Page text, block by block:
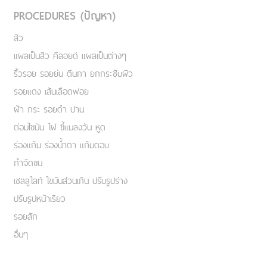
PROCEDURES (ปัญหา)
สิว
แผลเป็นสิว คีลอยด์ แผลเป็นต่างๆ
ริ้วรอย รอยย่น ตีนกา ยกกระชับผิว
รอยแดง เส้นเลือดฟอย
ฝ้า กระ รอยดำ ปาน
ต่อมไขมัน ไฝ ขี้แมลงวัน หูด
ร่องแก้ม ร่องน้ำตา แก้มตอบ
กำจัดขน
เชลลูไลท์ ไขมันส่วนเกิน ปรับรูปร่าง
ปรับรูปหน้าเรียว
รอยสัก
อื่นๆ